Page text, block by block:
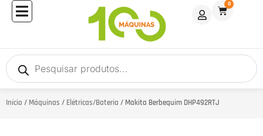
0
Início / Máquinas / Elétricas/Bateria / Makita Berbequim DHP492RTJ